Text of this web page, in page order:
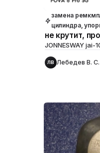
замена
цилиндра,
не крутит,
JONNESWAY jai-
ЛВ Лебедев В. С.